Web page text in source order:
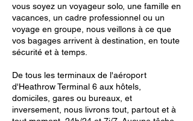
vous soyez un voyageur solo, une famille en
vacances, un cadre professionnel ou un
voyage en groupe, nous veillons à ce que
vos bagages arrivent à destination, en toute
sécurité et à temps.
De tous les terminaux de l'aéroport
d'Heathrow Terminal 6 aux hôtels,
domiciles, gares ou bureaux, et
inversement, nous livrons tout, partout et à